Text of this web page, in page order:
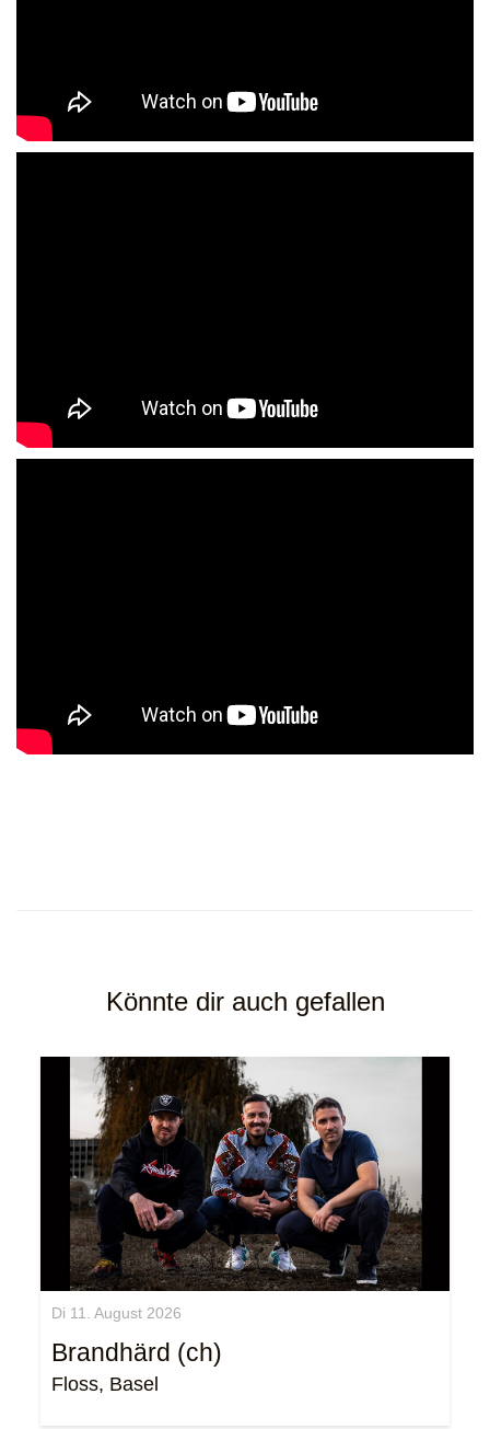
Könnte dir auch gefallen
Di 11. August 2026
Brandhärd (ch)
Floss, Basel